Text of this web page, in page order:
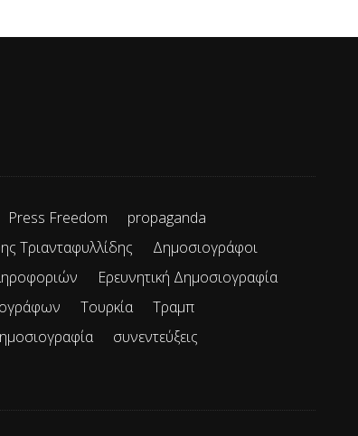
Press Freedom
propaganda
Τριανταφυλλίδης
Δημοσιογράφοι
Ερευνητική Δημοσιογραφία
Τουρκία
Τραμπ
συνεντεύξεις